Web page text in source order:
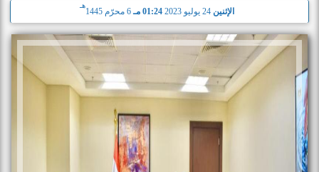
الإثنين 24 يوليو 2023 01:24 مـ 6 محرّم 1445
هـ